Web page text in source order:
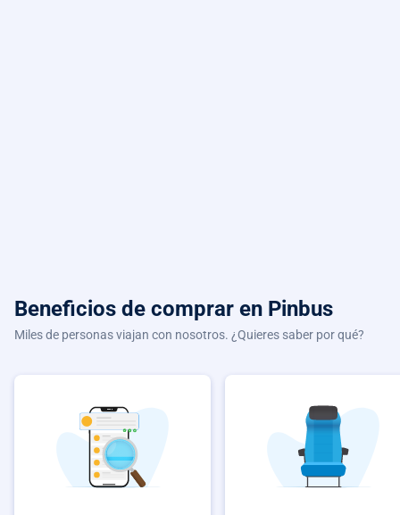
Beneficios de comprar en Pinbus
Miles de personas viajan con nosotros. ¿Quieres saber por qué?